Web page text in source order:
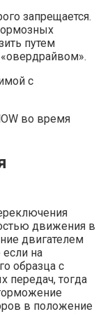
запрещается.
путем
во время
движения в
двигателем
на
образца с
передач, тогда
в положение